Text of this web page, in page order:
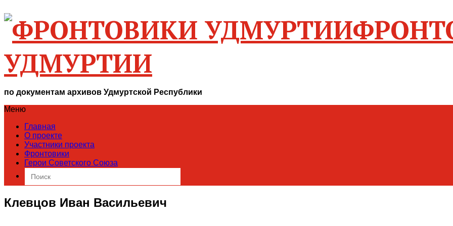
УДМУРТИИ
по документам архивов Удмуртской Республики
Меню
Главная
О проекте
Участники проекта
Фронтовики
Герои Советского Союза
Search
for:
Клевцов Иван Васильевич